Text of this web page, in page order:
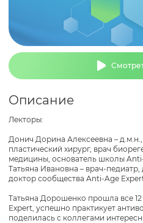
Описание
Лекторы:
Донич Дорина Алексеевна –
пластический хирург, врач
медицины, основатель школы
Татьяна Ивановна – врач-
доктор сообщества Anti-Age
Татьяна Дорошенко прошла все
Expert, успешно практикует
поделилась с коллегами